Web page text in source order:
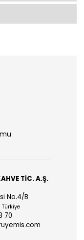
TİC. A.Ş.
No.4/B
70